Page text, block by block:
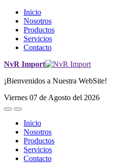
Inicio
Nosotros
Productos
Servicios
Contacto
NvR Import
¡Bienvenidos a Nuestra WebSite!
Viernes 07 de Agosto del 2026
Inicio
Nosotros
Productos
Servicios
Contacto